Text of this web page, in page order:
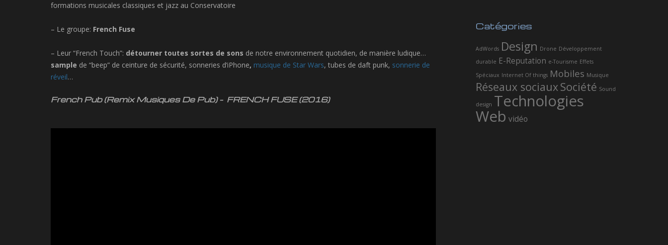
formations musicales classiques et jazz au Conservatoire
– Le groupe: French Fuse
– Leur “French Touch”: détourner toutes sortes de sons de notre environnement quotidien, de manière ludique…
sample de “beep” de ceinture de sécurité, sonneries d’iPhone, musique de Star Wars, tubes de daft punk, sonnerie de
réveil…
French Pub (Remix Musiques De Pub) – FRENCH FUSE (2016)
Catégories
AdWords Design Drone Développement
durable E-Reputation e-Tourisme Effets
Spéciaux Internet Of things Mobiles Musique
Réseaux sociauxSociété Sound
design Technologies
Web vidéo